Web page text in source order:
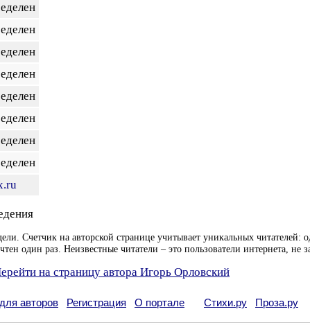
Счетчик на авторской странице учитывает уникальных читателей:
один раз. Неизвестные читатели – это пользователи интернета, не
на страницу автора Игорь Орловский
авторов Регистрация О портале Стихи.ру Проза.ру